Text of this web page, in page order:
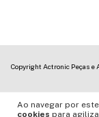
Ao navegar por
cookies para
Copyright Actronic Peças e